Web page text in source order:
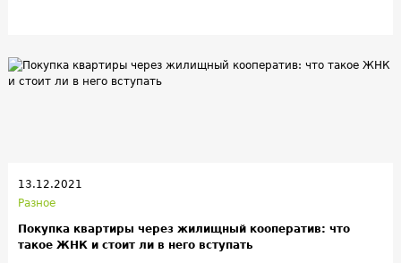
спорные моменты.
13.12.2021
Разное
Покупка квартиры через жилищный кооператив: что
такое ЖНК и стоит ли в него вступать